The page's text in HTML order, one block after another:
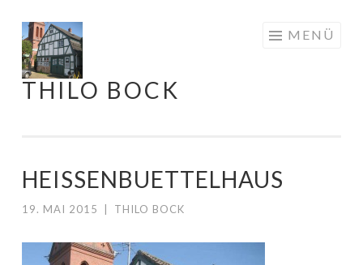
Springe
zum
Inhalt
THILO BOCK
MENÜ
HEISSENBUETTELHAUS
19. MAI 2015 THILO BOCK